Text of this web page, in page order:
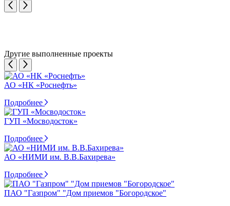
Другие выполненные проекты
АО «НК «Роснефть»
Подробнее
ГУП «Мосводосток»
Подробнее
АО «НИМИ им. В.В.Бахирева»
Подробнее
ПАО "Газпром" "Дом приемов "Богородское"